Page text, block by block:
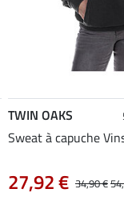
TWIN OAKS
Sweat à capuche
34,90 €
27,92 €